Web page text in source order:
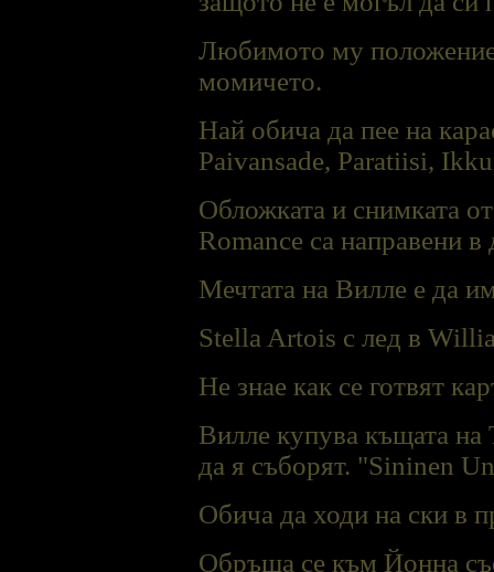
Любимото му положение
момичето.
Най обича да пее на
Paivansade, Paratiisi,
Обложката и снимката
Romance са направени
Мечтата на Виллe е да
Stella Artois с лед в
Не знае как се готвят
Вилле купува къщата на
да я съборят. "Sininen
Обича да ходи на ски в
Обръща се към Йонна